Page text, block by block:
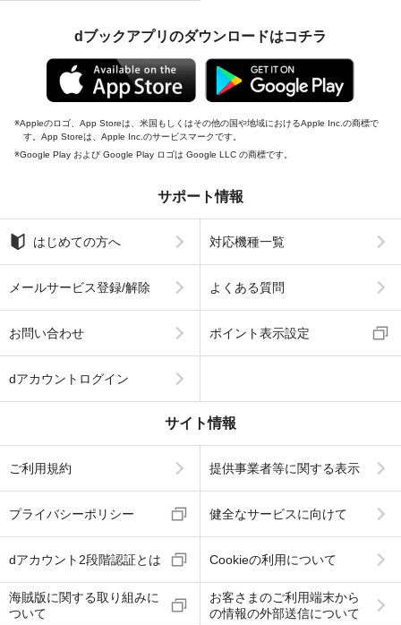
dブックアプリのダウンロードはコチラ
Appleのロゴ、App Storeは、米国もしくはその他の国や地域におけるApple Inc.の商標で
す。App Storeは、Apple Inc.のサービスマークです。
Google Play および Google Play ロゴは Google LLC の商標です。
サポート情報
はじめての方へ 対応機種一覧
メールサービス登録/解除 よくある質問
お問い合わせ ポイント表示設定
dアカウントログイン
サイト情報
ご利用規約 提供事業者等に関する表示
プライバシーポリシー 健全なサービスに向けて
dアカウント2段階認証とは Cookieの利用について
海賊版に関する取り組みに
ついて
お客さまのご利用端末から
の情報の外部送信について